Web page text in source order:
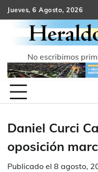
Skip
to
content
Jueves, 6 Agosto, 2026
No escribimos
Daniel Curci
oposición
Publicado el 8 agosto,